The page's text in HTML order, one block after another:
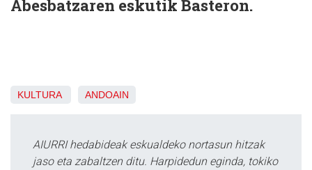
Abesbatzaren eskutik Basteron.
KULTURA ANDOAIN
AIURRI hedabideak eskualdeko nortasun hitzak
jaso eta zabaltzen ditu. Harpidedun eginda, tokiko